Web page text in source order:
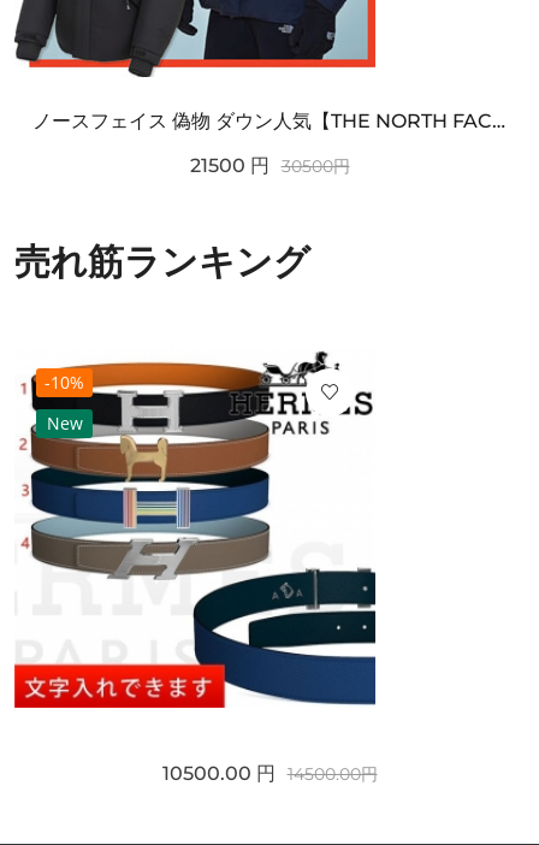
ノースフェイス 偽物 ダウン人気【THE NORTH FACE】M'S 7 SUMMIT HIM...
21500 円 30500円
売れ筋ランキング
-10%
New
10500.00 円 14500.00円